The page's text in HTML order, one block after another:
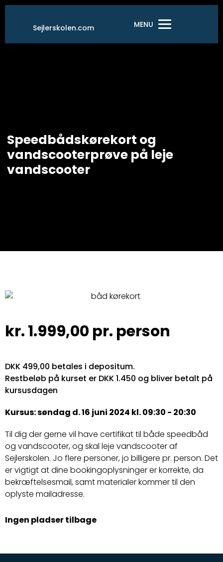
Gå
indholdetSejlerskolen.com MENU
Speedbådskørekort og
vandscooterprøve på leje
vandscooter
kr.1.999,00 pr. person
DKK 499,00 betales i depositum.
Restbeløb på kurset er DKK 1.450 og bliver betalt på
kursusdagen
Kursus: søndag d. 16 juni 2024 kl. 09:30 - 20:30
Til dig der gerne vil have certifikat til både speedbåd
og vandscooter, og skal leje vandscooter af
Sejlerskolen. Jo flere personer, jo billigere pr. person. Det
er vigtigt at dine bookingoplysninger er korrekte, da
bekræftelsesmail, samt materialer kommer til den
oplyste mailadresse.
Ingen pladser tilbage